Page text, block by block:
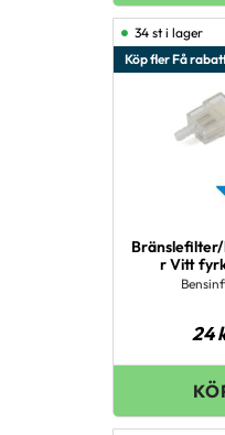
r Vitt
24
Köp fler Få
34 st i lager